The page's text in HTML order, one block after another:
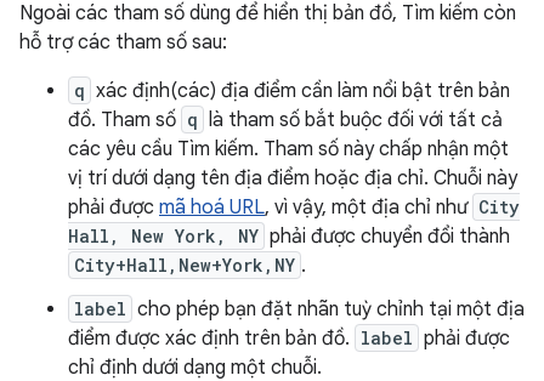
Ngoài các tham số dùng để hiển thị bản đồ, Tìm kiếm còn
hỗ trợ các tham số sau:
q xác định(các) địa điểm cần làm nổi bật trên bản
đồ. Tham số q là tham số bắt buộc đối với tất cả
các yêu cầu Tìm kiếm. Tham số này chấp nhận một
vị trí dưới dạng tên địa điểm hoặc địa chỉ. Chuỗi này
phải được mã hoá URL, vì vậy, một địa chỉ như City
Hall, New York, NY phải được chuyển đổi thành
City+Hall,New+York,NY .
label cho phép bạn đặt nhãn tuỳ chỉnh tại một địa
điểm được xác định trên bản đồ. label phải được
chỉ định dưới dạng một chuỗi.